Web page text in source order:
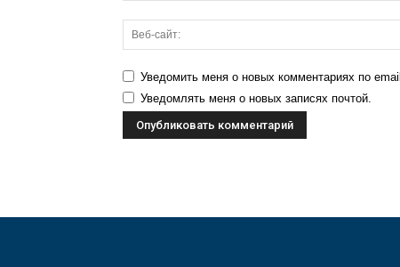
Уведомить меня о новых комментариях по email.
Уведомлять меня о новых записях почтой.